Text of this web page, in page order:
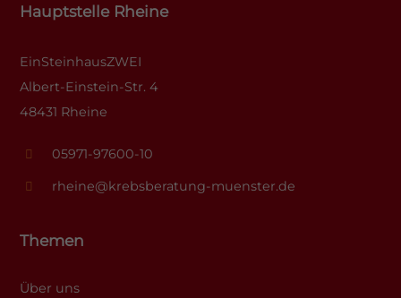
Hauptstelle Rheine
EinSteinhausZWEI
Albert-Einstein-Str. 4
48431 Rheine
05971-97600-10
rheine@krebsberatung-muenster.de
Themen
Über uns